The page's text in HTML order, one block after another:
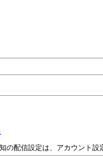
の配信設定は、アカウント設